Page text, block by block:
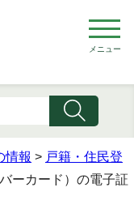
メニュー
情報 > 戸籍・住民登
ーカード）の電子証